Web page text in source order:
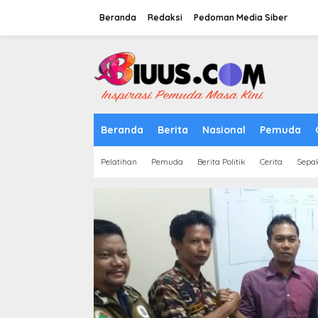
Beranda Redaksi Pedoman Media Siber
Beranda Berita Nasional Pemuda
Pelatihan Pemuda Berita Politik Cerita